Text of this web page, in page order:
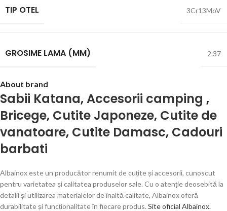
TIP OTEL 3Cr13MoV
GROSIME LAMA (MM) 2.37
About brand
Sabii Katana,Accesorii camping ,
Bricege, Cutite Japoneze, Cutite de
vanatoare, Cutite Damasc, Cadouri
barbati
Albainox este un producător renumit de cuțite și accesorii, cunoscut
pentru varietatea și calitatea produselor sale. Cu o atenție deosebită la
detalii și utilizarea materialelor de înaltă calitate, Albainox oferă
durabilitate și funcționalitate în fiecare produs. Site oficial Albainox.